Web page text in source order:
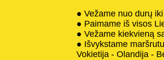
● Vežame nuo durų
● Paimame iš visos
● Vežame kiekvieną
● Išvykstame
Vokietija - Olandija -